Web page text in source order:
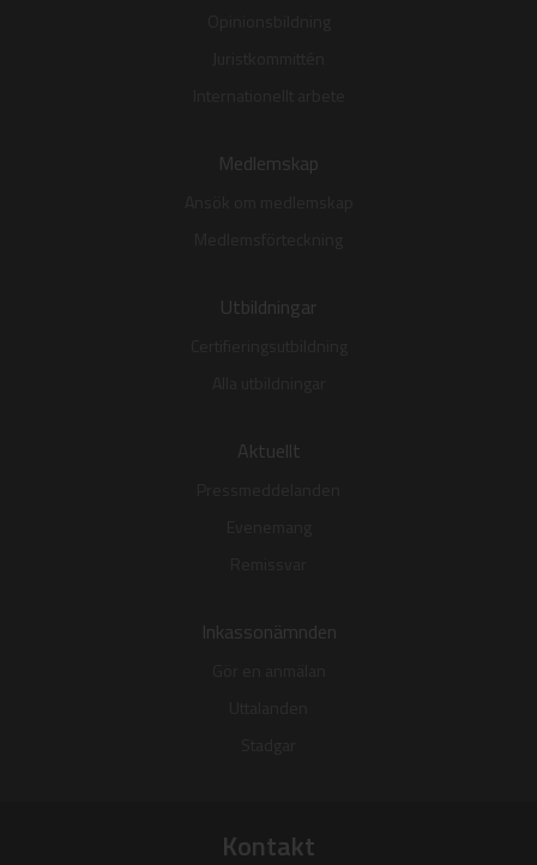
Medlemskap
Utbildningar
Aktuellt
Inkassonämnden
Kontakt